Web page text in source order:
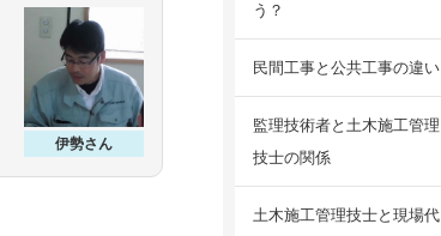
伊勢さん
う？
民間工事と公共工事の違い
監理技術者と土木施工管理
技士の関係
土木施工管理技士と現場代